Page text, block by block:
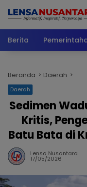
Berita
Beranda Daerah
Daerah
Sedimen
Kritis,
Batu Bata di
Lensa Nusantara
17/05/2026